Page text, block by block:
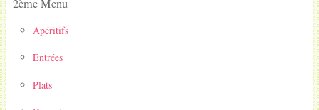
2ème Menu
Apéritifs
Entrées
Plats